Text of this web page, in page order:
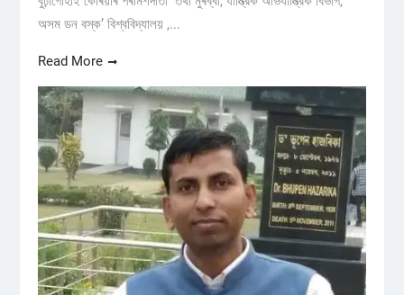
অসম ডন বস্ক’ বিশ্ববিদ্যালয় ,...
Read More